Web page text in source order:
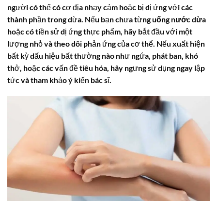
người có thể có cơ địa nhạy cảm hoặc bị dị ứng với các
thành phần trong dừa. Nếu bạn chưa từnguống nước dừa
hoặc có tiền sử dị ứng thực phẩm, hãy bắt đầu với một
lượng nhỏ và theo dõi phản ứng của cơ thể. Nếu xuất hiện
bất kỳ dấu hiệu bất thường nào như ngứa, phát ban, khó
thở, hoặc các vấn đề tiêu hóa, hãy ngưng sử dụng ngay lập
tức và tham khảo ý kiến bác sĩ.